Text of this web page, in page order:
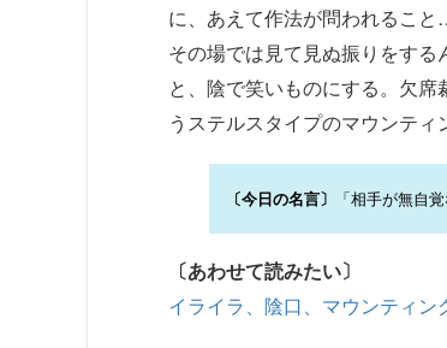
に、あえて作法が問われるこ
その場では見て見ぬ振りをする
と、陰で笑いものにする。欠
うステルスタイプのマウンティ
〔今日の名言〕 「相手が無自
〔あわせて読みたい〕
イライラ、陰口、マウンティ